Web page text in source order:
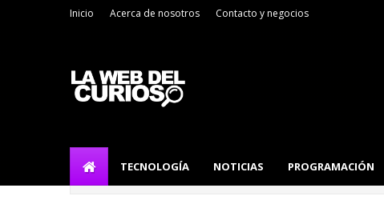
Inicio Acerca de nosotros Contacto y negocios
TECNOLOGÍA NOTICIAS PROGRAMACIÓN